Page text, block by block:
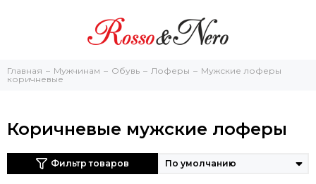
Главная Мужчинам Обувь Лоферы
Мужские лоферы
коричневые
Коричневые мужские лоферы
Фильтр товаров